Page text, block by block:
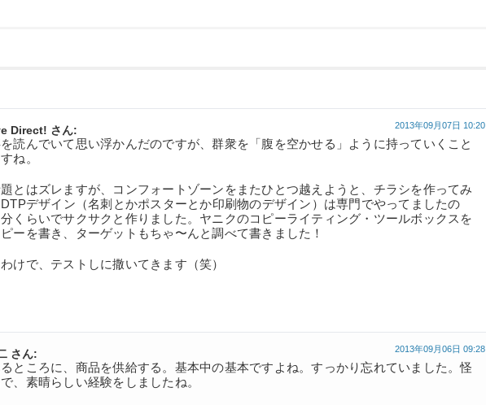
Direct! さん: 2013年09月07日 10:20
読んでいて思い浮かんだのですが、群衆を「腹を空かせる」ように持っていくこと
ね。
とはズレますが、コンフォートゾーンをまたひとつ越えようと、チラシを作ってみ
デザイン（名刺とかポスターとか印刷物のデザイン）は専門でやってましたの
くらいでサクサクと作りました。ヤニクのコピーライティング・ツールボックスを
ーを書き、ターゲットもちゃ〜んと調べて書きました！
けで、テストしに撒いてきます（笑）
さん: 2013年09月06日 09:28
ところに、商品を供給する。基本中の基本ですよね。すっかり忘れていました。怪
、素晴らしい経験をしましたね。